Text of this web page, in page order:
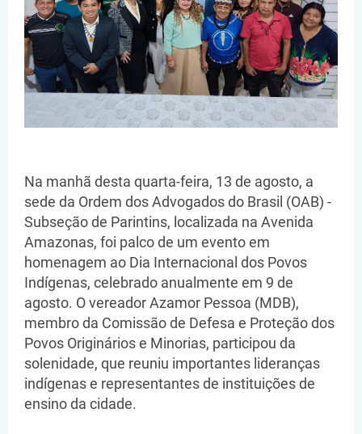
Na manhã desta quarta-feira, 13 de agosto, a
sede da Ordem dos Advogados do Brasil (OAB) -
Subseção de Parintins, localizada na Avenida
Amazonas, foi palco de um evento em
homenagem ao Dia Internacional dos Povos
Indígenas, celebrado anualmente em 9 de
agosto. O vereador Azamor Pessoa (MDB),
membro da Comissão de Defesa e Proteção dos
Povos Originários e Minorias, participou da
solenidade, que reuniu importantes lideranças
indígenas e representantes de instituições de
ensino da cidade.